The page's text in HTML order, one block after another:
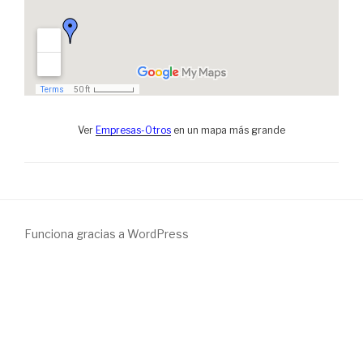
Ver Empresas-Otros en un mapa más grande
Funciona gracias a WordPress